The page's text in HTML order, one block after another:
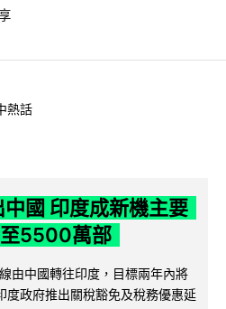
熱話
國 印度成新機主要
5500萬部
由中國轉往印度，目標兩年內將
度政府推出關稅豁免及稅務優惠延